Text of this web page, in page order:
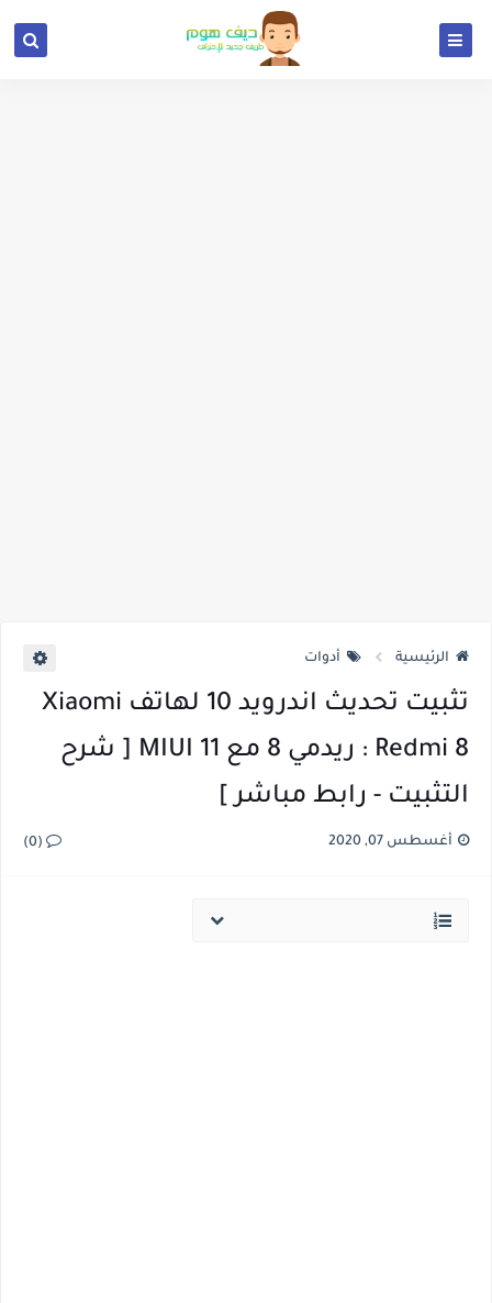
الرئيسية أدوات
تثبيت تحديث اندرويد 10 لهاتف Xiaomi
Redmi 8 : ريدمي 8 مع MIUI 11 [ شرح
التثبيت - رابط مباشر ]
أغسطس 07, 2020 (0)